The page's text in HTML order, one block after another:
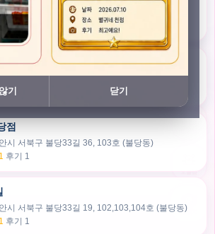
시 서북구 불당33길 47, 106호 (불당동)
후기 1
점
시 서북구 불당33길 35, 105호 (불당동)
후기 2
점
시 서북구 불당33길 36, 103호 (불당동)
후기 1
시 서북구 불당33길 19, 102,103,104호 (불당동)
후기 1
내위치
기 닫기